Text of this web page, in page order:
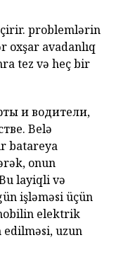
problemlərin
oxşar avadanlıq
tez və heç bir
и водители,
Belə
batareya
onun
layiqli və
işləməsi üçün
elektrik
uzun